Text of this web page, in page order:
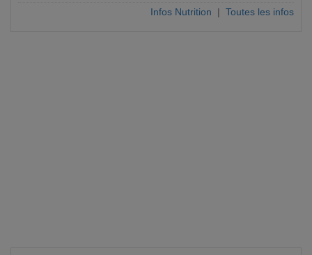
Infos Nutrition | Toutes les infos